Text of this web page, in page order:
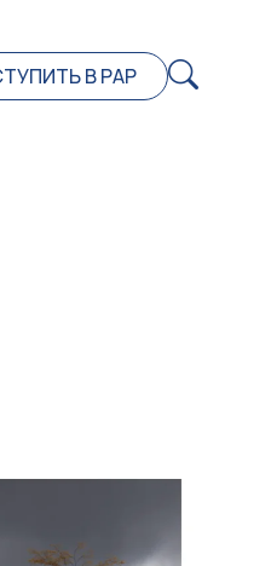
В РАР